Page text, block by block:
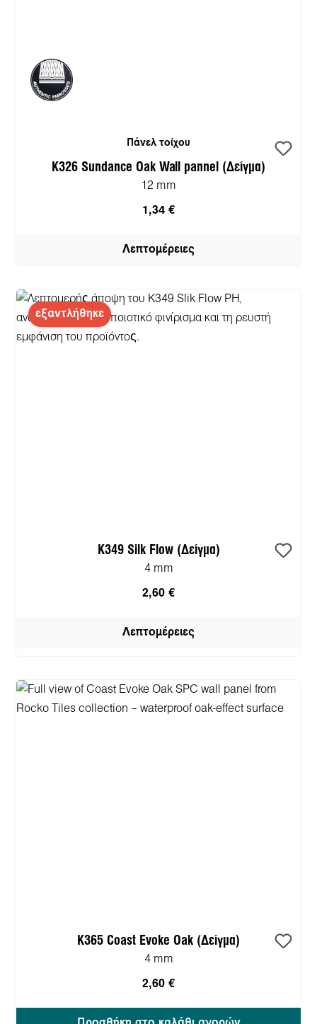
Πάνελ τοίχου
K326 Sundance Oak Wall pannel (Δείγμα)
12 mm
1,34 €
Λεπτομέρειες
εξαντλήθηκε
K349 Silk Flow (Δείγμα)
4 mm
2,60 €
Λεπτομέρειες
K365 Coast Evoke Oak (Δείγμα)
4 mm
2,60 €